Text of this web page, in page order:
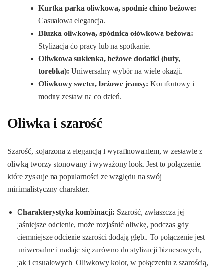
Kurtka parka oliwkowa, spodnie chino beżowe:
Casualowa elegancja.
Bluzka oliwkowa, spódnica ołówkowa beżowa:
Stylizacja do pracy lub na spotkanie.
Oliwkowa sukienka, beżowe dodatki (buty,
torebka): Uniwersalny wybór na wiele okazji.
Oliwkowy sweter, beżowe jeansy: Komfortowy i
modny zestaw na co dzień.
Oliwka i szarość
Szarość, kojarzona z elegancją i wyrafinowaniem, w zestawie z
oliwką tworzy stonowany i wyważony look. Jest to połączenie,
które zyskuje na popularności ze względu na swój
minimalistyczny charakter.
Charakterystyka kombinacji: Szarość, zwłaszcza jej
jaśniejsze odcienie, może rozjaśnić oliwkę, podczas gdy
ciemniejsze odcienie szarości dodają głębi. To połączenie jest
uniwersalne i nadaje się zarówno do stylizacji biznesowych,
jak i casualowych. Oliwkowy kolor, w połączeniu z szarością,